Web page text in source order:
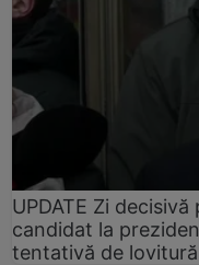
UPDATE Zi
candidat la
tentativă de